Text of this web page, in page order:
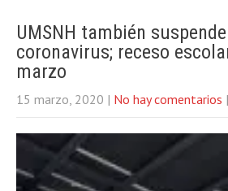
UMSNH también
coronavirus; receso
marzo
15 marzo, 2020 | No hay comentarios |